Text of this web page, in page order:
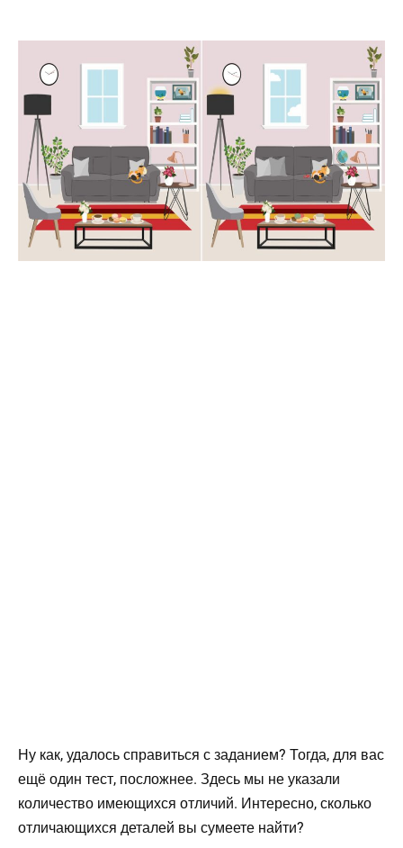
Ну как, удалось справиться с заданием? Тогда, для вас
ещё один тест, посложнее. Здесь мы не указали
количество имеющихся отличий. Интересно, сколько
отличающихся деталей вы сумеете найти?